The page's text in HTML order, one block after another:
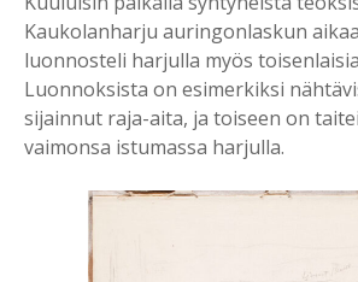
Kaukolanharju auringonlaskun
luonnosteli harjulla myös
Luonnoksista on esimerkiksi
sijainnut raja-aita, ja toiseen on
vaimonsa istumassa harjulla.